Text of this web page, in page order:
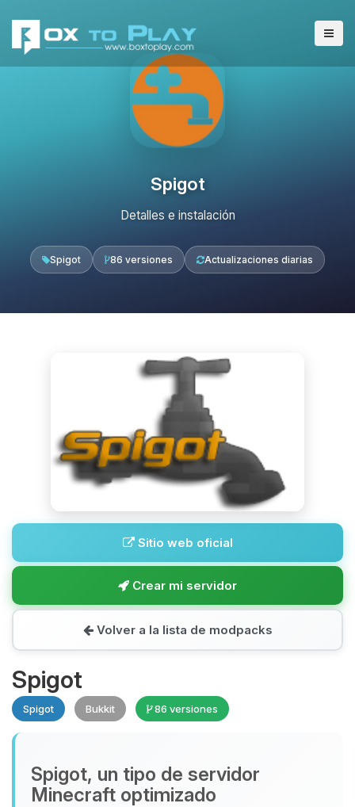
Spigot
Detalles e instalación
Spigot 86 versiones Actualizaciones diarias
Sitio web oficial
Crear mi servidor
Volver a la lista de modpacks
Spigot
Spigot Bukkit 86 versiones
Spigot, un tipo de servidor
Minecraft optimizado